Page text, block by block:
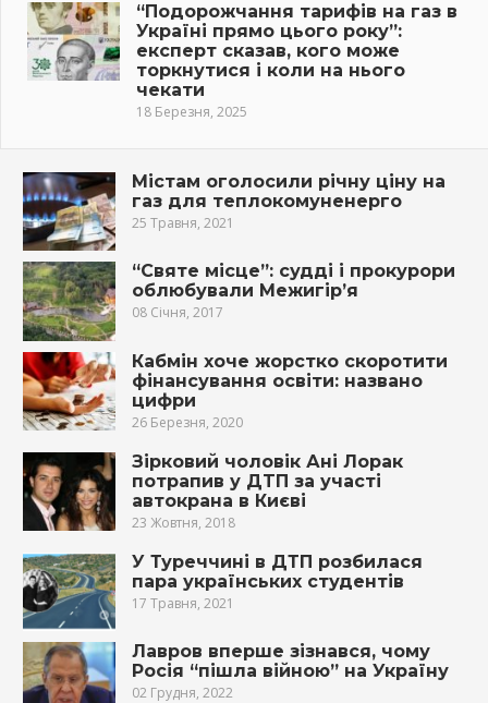
“Подорожчання тарифів на газ в
Україні прямо цього року”:
експерт сказав, кого може
торкнутися і коли на нього
чекати
18 Березня, 2025
Містам оголосили річну ціну на
газ для теплокомуненерго
25 Травня, 2021
“Святе місце”: судді і прокурори
облюбували Межигір’я
08 Січня, 2017
Кабмін хоче жорстко скоротити
фінансування освіти: названо
цифри
26 Березня, 2020
Зірковий чоловік Ані Лорак
потрапив у ДTП за участі
автокрана в Києві
23 Жовтня, 2018
У Туреччині в ДТП розбилася
пара українських студентів
17 Травня, 2021
Лавров вперше зізнався, чому
Росія “пішла війною” на Україну
02 Грудня, 2022